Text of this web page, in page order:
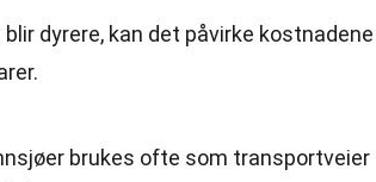
dyrere, kan det påvirke kostnadene
brukes ofte som transportveier